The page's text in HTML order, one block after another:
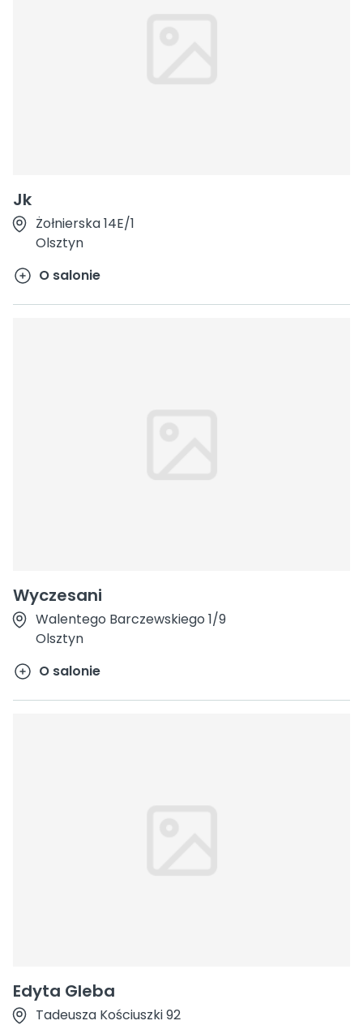
Jk
Żołnierska 14E/1
Olsztyn
O salonie
Wyczesani
Walentego Barczewskiego 1/9
Olsztyn
O salonie
Edyta Gleba
Tadeusza Kościuszki 92